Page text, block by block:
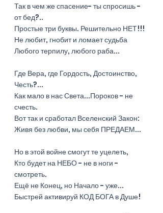
Так в чем же спасение- ты спросишь -
от бед?..
Простые три буквы. Решительно НЕТ!!!
Не любит, гнобит и ломает судьба
Любого терпилу, любого раба...
Где Вера, где Гордость, Достоинство,
Честь?...
Как мало в нас Света...Пороков - не
счесть.
Вот так и сработал Вселенский Закон:
Живя без любви, мы себя ПРЕДАЕМ...
Но в этой войне смогут те уцелеть,
Кто будет на НЕБО - не в ноги -
смотреть.
Ещё не Конец, но Начало - уже...
Быстрей активируй КОД БОГА в Душе!